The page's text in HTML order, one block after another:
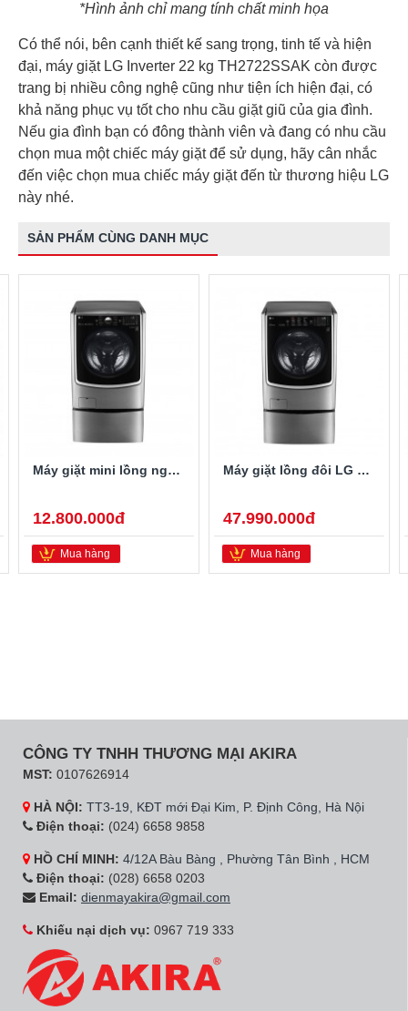
*Hình ảnh chỉ mang tính chất minh họa
Có thể nói, bên cạnh thiết kế sang trọng, tinh tế và hiện
đại, máy giặt LG Inverter 22 kg TH2722SSAK còn được
trang bị nhiều công nghệ cũng như tiện ích hiện đại, có
khả năng phục vụ tốt cho nhu cầu giặt giũ của gia đình.
Nếu gia đình bạn có đông thành viên và đang có nhu cầu
chọn mua một chiếc máy giặt để sử dụng, hãy cân nhắc
đến việc chọn mua chiếc máy giặt đến từ thương hiệu LG
này nhé.
SẢN PHẨM CÙNG DANH MỤC
Máy giặt mini lồng ngang Twinwash LG T2735NWLV 3.5Kg
12.800.000đ
Mua hàng
Máy giặt lồng đôi LG TWINWash F2721HTTV/T2735NWLV
47.990.000đ
Mua hàng
CÔNG TY TNHH THƯƠNG MẠI AKIRA
MST: 0107626914
HÀ NỘI: TT3-19, KĐT mới Đại Kim, P. Định Công, Hà Nội
Điện thoại: (024) 6658 9858
HỒ CHÍ MINH: 4/12A Bàu Bàng , Phường Tân Bình , HCM
Điện thoại: (028) 6658 0203
Email: dienmayakira@gmail.com
Khiếu nại dịch vụ: 0967 719 333